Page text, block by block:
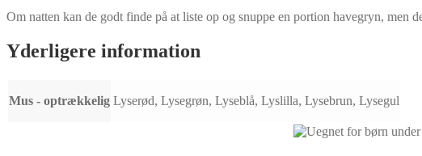
Om natten kan de godt finde på at liste op og snuppe en portion havegryn,
Yderligere information
Mus - optrækkelig Lyserød, Lysegrøn, Lyseblå, Lyslilla, Lysebrun, Lysegul